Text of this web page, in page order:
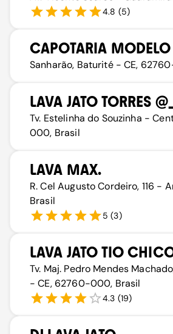
4.8 (5)
CAPOTARIA MODELO
Sanharão, Baturité - CE,
LAVA JATO TORRES
Tv. Estelinha do Souzinha -
000, Brasil
LAVA MAX.
R. Cel Augusto Cordeiro, 116 -
Brasil
5 (3)
LAVA JATO TIO
Tv. Maj. Pedro Mendes
- CE, 62760-000, Brasil
4.3 (19)